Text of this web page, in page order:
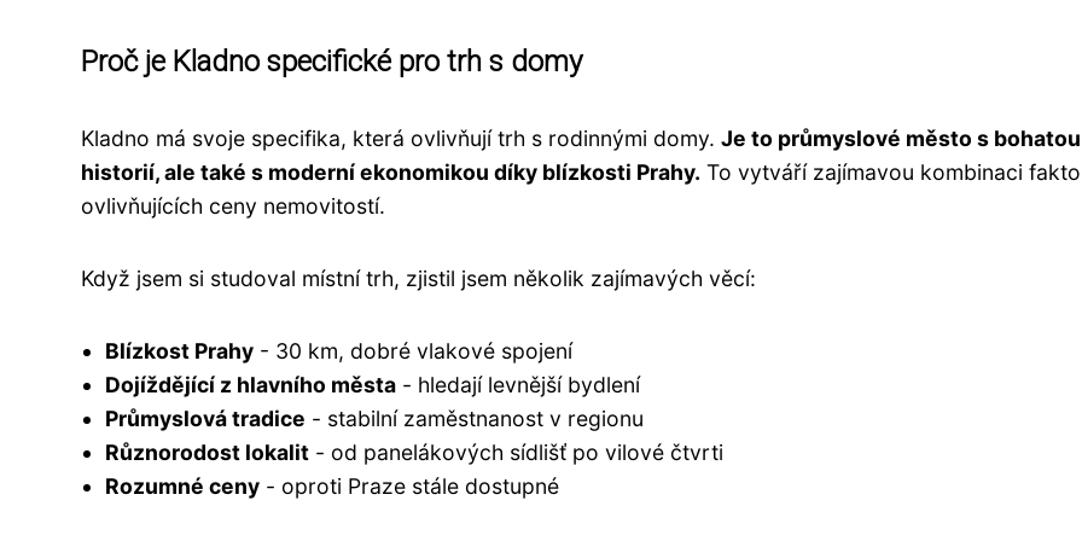
Proč je Kladno specifické pro trh s domy
Kladno má svoje specifika, která ovlivňují trh s rodinnými domy. Je to průmyslové město s bohatou
historií, ale také s moderní ekonomikou díky blízkosti Prahy. To vytváří zajímavou kombinaci
ovlivňujících ceny nemovitostí.
Když jsem si studoval místní trh, zjistil jsem několik zajímavých věcí:
Blízkost Prahy - 30 km, dobré vlakové spojení
Dojíždějící z hlavního města - hledají levnější bydlení
Průmyslová tradice - stabilní zaměstnanost v regionu
Různorodost lokalit - od panelákových sídlišť po vilové čtvrti
Rozumné ceny - oproti Praze stále dostupné